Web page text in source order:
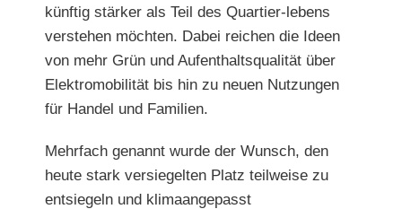
künftig stärker als Teil des Quartier-lebens
verstehen möchten. Dabei reichen die Ideen
von mehr Grün und Aufenthaltsqualität über
Elektromobilität bis hin zu neuen Nutzungen
für Handel und Familien.
Mehrfach genannt wurde der Wunsch, den
heute stark versiegelten Platz teilweise zu
entsiegeln und klimaangepasst